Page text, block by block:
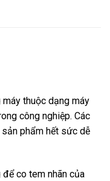
thuộc dạng máy
công nghiệp. Các
phẩm hết sức dễ
co tem nhãn của